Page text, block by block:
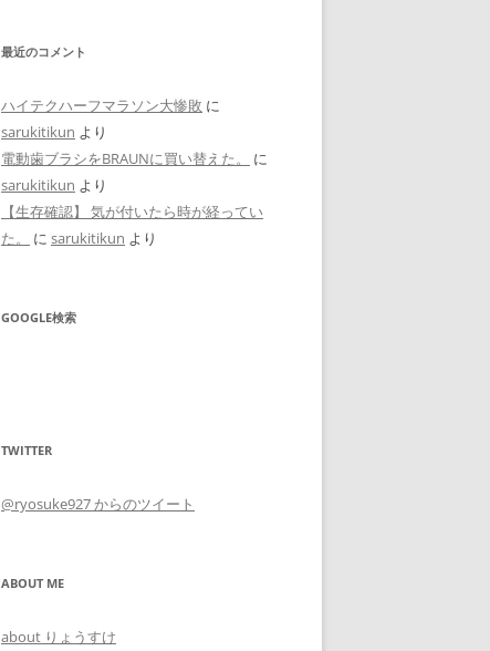
最近のコメント
ハイテクハーフマラソン大惨敗 に
sarukitikun より
電動歯ブラシをBRAUNに買い替えた。
に
sarukitikun より
【生存確認】 気が付いたら時が経ってい
た。
に sarukitikun より
GOOGLE検索
TWITTER
@ryosuke927 からのツイート
ABOUT ME
about りょうすけ